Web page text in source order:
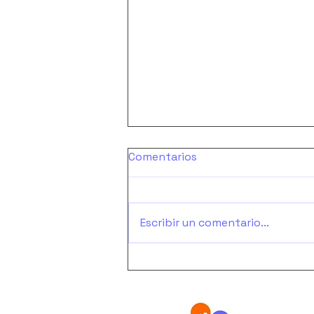
Comentarios
Escribir un comentario...